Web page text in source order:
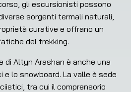
gli escursionisti possono
sorgenti termali naturali,
curative e offrano un
del trekking.
di Altyn Arashan è anche una
e lo snowboard. La valle è sede
tra cui il comprensorio